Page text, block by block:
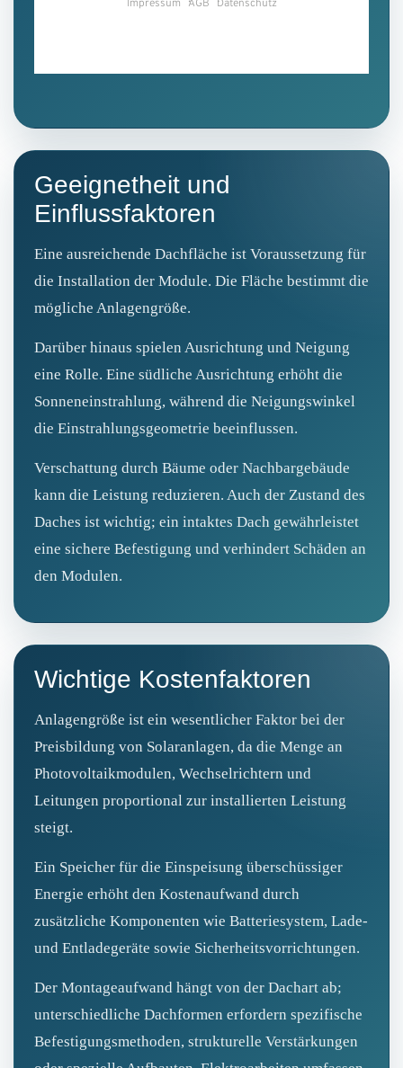
Geeignetheit und
Einflussfaktoren
Eine ausreichende Dachfläche ist Voraussetzung für
die Installation der Module. Die Fläche bestimmt die
mögliche Anlagengröße.
Darüber hinaus spielen Ausrichtung und Neigung
eine Rolle. Eine südliche Ausrichtung erhöht die
Sonneneinstrahlung, während die Neigungswinkel
die Einstrahlungsgeometrie beeinflussen.
Verschattung durch Bäume oder Nachbargebäude
kann die Leistung reduzieren. Auch der Zustand des
Daches ist wichtig; ein intaktes Dach gewährleistet
eine sichere Befestigung und verhindert Schäden an
den Modulen.
Wichtige Kostenfaktoren
Anlagengröße ist ein wesentlicher Faktor bei der
Preisbildung von Solaranlagen, da die Menge an
Photovoltaikmodulen, Wechselrichtern und
Leitungen proportional zur installierten Leistung
steigt.
Ein Speicher für die Einspeisung überschüssiger
Energie erhöht den Kostenaufwand durch
zusätzliche Komponenten wie Batteriesystem, Lade-
und Entladegeräte sowie Sicherheitsvorrichtungen.
Der Montageaufwand hängt von der Dachart ab;
unterschiedliche Dachformen erfordern spezifische
Befestigungsmethoden, strukturelle Verstärkungen